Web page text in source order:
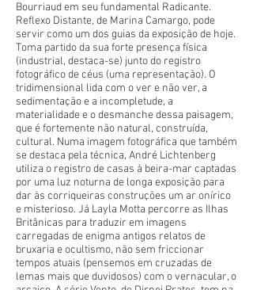
Bourriaud em seu fundamental Radicante.
Reflexo Distante, de Marina Camargo, pode
servir como um dos guias da exposição de hoje.
Toma partido da sua forte presença física
(industrial, destaca-se) junto do registro
fotográfico de céus (uma representação). O
tridimensional lida com o ver e não ver, a
sedimentação e a incompletude, a
materialidade e o desmanche dessa paisagem,
que é fortemente não natural, construída,
cultural. Numa imagem fotográfica que também
se destaca pela técnica, André Lichtenberg
utiliza o registro de casas à beira-mar captadas
por uma luz noturna de longa exposição para
dar às corriqueiras construções um ar onírico
e misterioso. Já Layla Motta percorre as Ilhas
Britânicas para traduzir em imagens
carregadas de enigma antigos relatos de
bruxaria e ocultismo, não sem friccionar
tempos atuais (pensemos em cruzadas de
lemas mais que duvidosos) com o vernacular, o